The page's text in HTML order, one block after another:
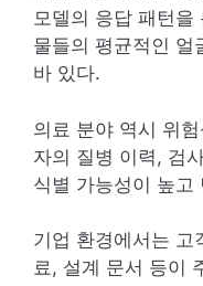
모델의 응답 패턴을
물들의 평균적인 얼
바 있다.
의료 분야 역시 위
자의 질병 이력, 검
식별 가능성이 높고
기업 환경에서는 고
료, 설계 문서 등이